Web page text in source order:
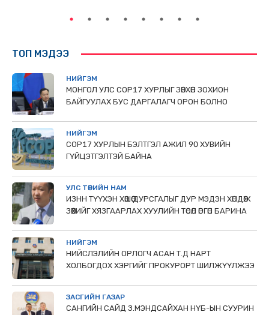
ТОП МЭДЭЭ
НИЙГЭМ
МОНГОЛ УЛС СОР17 ХУРЛЫГ ЗӨВХӨН ЗОХИОН
БАЙГУУЛАХ БУС ДАРГАЛАГЧ ОРОН БОЛНО
НИЙГЭМ
COP17 ХУРЛЫН БЭЛТГЭЛ АЖИЛ 90 ХУВИЙН
ГҮЙЦЭТГЭЛТЭЙ БАЙНА
УЛС ТӨРИЙН НАМ
ИЗНН ТҮҮХЭН ХӨШӨӨ ДУРСГАЛЫГ ДУР МЭДЭН ХӨНДӨЖ
ЗӨӨХИЙГ ХЯЗГААРЛАХ ХУУЛИЙН ТӨСӨЛ ӨРГӨН БАРИНА
НИЙГЭМ
НИЙСЛЭЛИЙН ОРЛОГЧ АСАН Т.Д НАРТ
ХОЛБОГДОХ ХЭРГИЙГ ПРОКУРОРТ ШИЛЖҮҮЛЖЭЭ
ЗАСГИЙН ГАЗАР
САНГИЙН САЙД З.МЭНДСАЙХАН НҮБ-ЫН СУУРИН